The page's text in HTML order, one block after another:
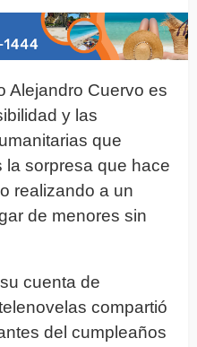
Alejandro Cuervo es
y las
que
la sorpresa que hace
realizando a un
de menores sin
cuenta de
compartió
del cumpleaños